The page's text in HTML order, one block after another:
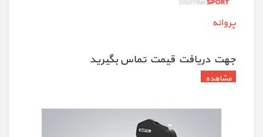
پروانه
جهت دريافت قيمت تماس بگيريد